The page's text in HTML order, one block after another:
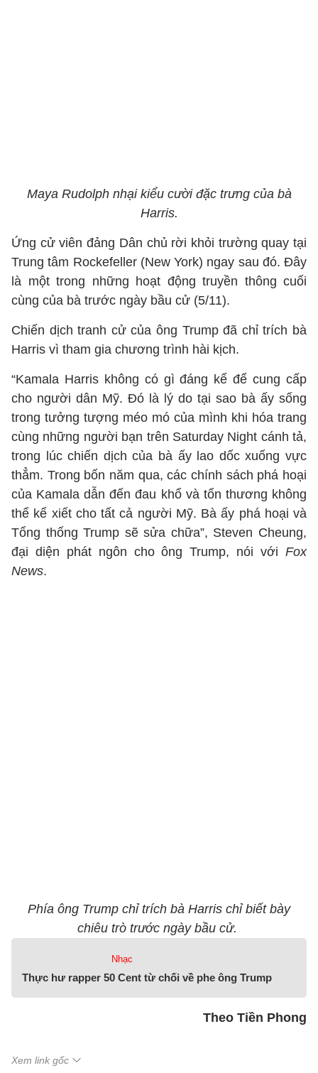
Maya Rudolph nhại kiểu cười đặc trưng của bà
Harris.
Ứng cử viên đảng Dân chủ rời khỏi trường quay tại
Trung tâm Rockefeller (New York) ngay sau đó. Đây
là một trong những hoạt động truyền thông cuối
cùng của bà trước ngày bầu cử (5/11).
Chiến dịch tranh cử của ông Trump đã chỉ trích bà
Harris vì tham gia chương trình hài kịch.
“Kamala Harris không có gì đáng kể để cung cấp
cho người dân Mỹ. Đó là lý do tại sao bà ấy sống
trong tưởng tượng méo mó của mình khi hóa trang
cùng những người bạn trên Saturday Night cánh tả,
trong lúc chiến dịch của bà ấy lao dốc xuống vực
thẳm. Trong bốn năm qua, các chính sách phá hoại
của Kamala dẫn đến đau khổ và tổn thương không
thể kể xiết cho tất cả người Mỹ. Bà ấy phá hoại và
Tổng thống Trump sẽ sửa chữa”, Steven Cheung,
đại diện phát ngôn cho ông Trump, nói với Fox
News.
Phía ông Trump chỉ trích bà Harris chỉ biết bày
chiêu trò trước ngày bầu cử.
Nhạc
Thực hư rapper 50 Cent từ chối về phe ông Trump
Theo Tiền Phong
Xem link gốc